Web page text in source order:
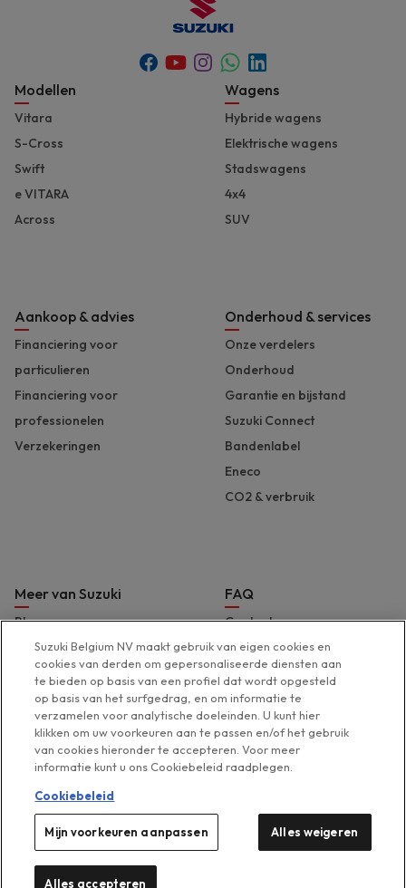
Facebook
YoutubeInstagram
Whatsapp
Linkedin
Footer
Modellen
Vitara
S-Cross
Swift
e VITARA
Across
Wagens
Hybride wagens
Elektrische wagens
Stadswagens
4x4
SUV
Aankoop & advies
Financiering voor
particulieren
Financiering voor
professionelen
Verzekeringen
Onderhoud & services
Onze verdelers
Onderhoud
Garantie en bijstand
Suzuki Connect
Bandenlabel
Eneco
CO2 & verbruik
Meer van Suzuki
Blog
Brochures en prijslijst
Pers
Suzuki Marine
Suzuki 2 Wheels
Suzuki Global
FAQ
Contact
Hulp & support
Toegankelijkheidsverklaring
PrivacyverklaringDisclaimer
Suzuki Belgium NV maakt gebruik van eigen cookies en
cookies van derden om gepersonaliseerde diensten aan
te bieden op basis van een profiel dat wordt opgesteld
op basis van het surfgedrag, en om informatie te
verzamelen voor analytische doeleinden. U kunt hier
klikken om uw voorkeuren aan te passen en/of het gebruik
van cookies hieronder te accepteren. Voor meer
informatie kunt u ons Cookiebeleid raadplegen.
Cookiebeleid
Mijn voorkeuren aanpassen Alles weigeren
Alles accepteren